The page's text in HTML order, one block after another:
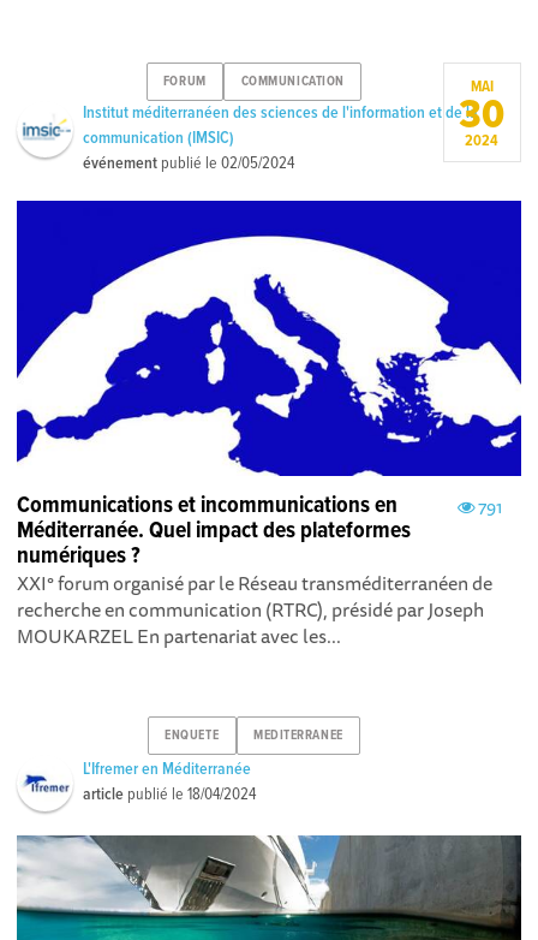
FORUM COMMUNICATION
Institut méditerranéen des sciences de l'information et de la
communication (IMSIC)
événement publié le02/05/2024
MAI
30
2024
791
Communications et incommunications en
Méditerranée. Quel impact des plateformes
numériques ?
XXI° forum organisé par le Réseau transméditerranéen de
recherche en communication (RTRC), présidé par Joseph
MOUKARZEL En partenariat avec les...
ENQUETE MEDITERRANEE
L'Ifremer en Méditerranée
article publié le18/04/2024